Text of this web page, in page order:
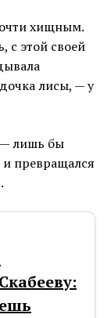
хищным.
с этой своей
лисы, — у
— лишь бы
превращался